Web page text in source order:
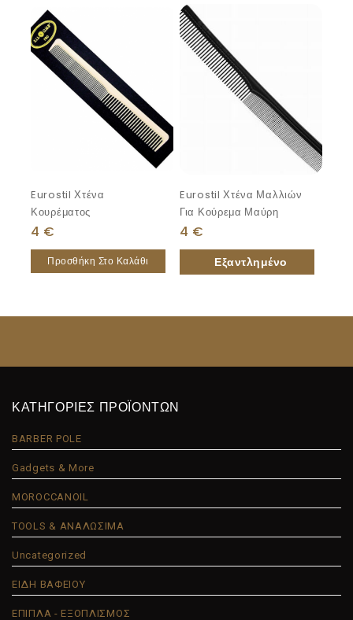
Eurostil Χτένα
Κουρέματος
4 €
Προσθήκη Στο Καλάθι
Eurostil Χτένα Μαλλιών
Για Κούρεμα Μαύρη
4 €
ΚΑΤΗΓΟΡΙΕΣ ΠΡΟΪΟΝΤΩΝ
BARBER POLE
Gadgets & More
MOROCCANOIL
TOOLS & ΑΝΑΛΩΣΙΜΑ
Uncategorized
ΕΙΔΗ ΒΑΦΕΙΟΥ
ΕΠΙΠΛΑ - ΕΞΟΠΛΙΣΜΟΣ